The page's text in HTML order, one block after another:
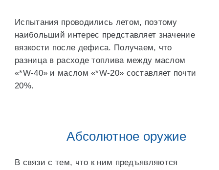
Испытания проводились летом, поэтому
наибольший интерес представляет значение
вязкости после дефиса. Получаем, что
разница в расходе топлива между маслом
«*W-40» и маслом «*W-20» составляет почти
20%.
Абсолютное оружие
В связи с тем, что к ним предъявляются